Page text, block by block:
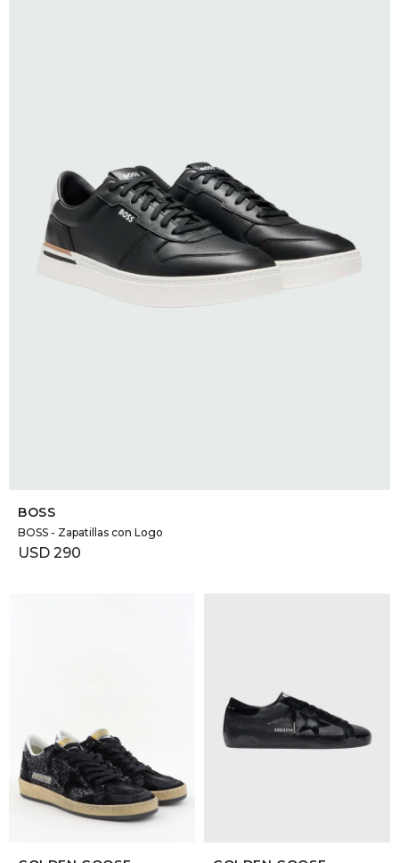
BOSS
BOSS - Zapatillas con Logo
USD 290